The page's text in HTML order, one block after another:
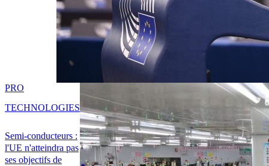
Semi-conducteurs :
l'UE n'atteindra pas
ses objectifs de
PRO
TECHNOLOGIES